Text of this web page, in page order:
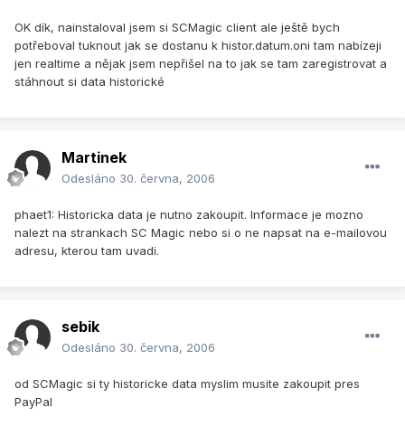
OK dík, nainstaloval jsem si SCMagic client ale ještě bych
potřeboval tuknout jak se dostanu k histor.datum.oni tam nabízeji
jen realtime a nějak jsem nepřišel na to jak se tam zaregistrovat a
stáhnout si data historické
Martinek
Odesláno 30. června, 2006
phaet1: Historicka data je nutno zakoupit. Informace je mozno
nalezt na strankach SC Magic nebo si o ne napsat na e-mailovou
adresu, kterou tam uvadi.
sebik
Odesláno 30. června, 2006
od SCMagic si ty historicke data myslim musite zakoupit pres
PayPal